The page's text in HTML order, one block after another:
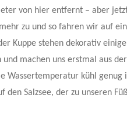
von hier entfernt – aber
zu und so fahren wir auf
Kuppe stehen dekorativ
machen uns erstmal aus
Wassertemperatur kühl
Salzsee, der zu unseren